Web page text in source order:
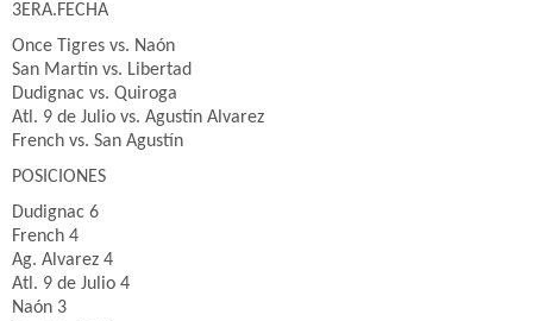
3ERA.FECHA
Once Tigres vs. Naón
San Martín vs. Libertad
Dudignac vs. Quiroga
Atl. 9 de Julio vs. Agustín Alvarez
French vs. San Agustín
POSICIONES
Dudignac 6
French 4
Ag. Alvarez 4
Atl. 9 de Julio 4
Naón 3